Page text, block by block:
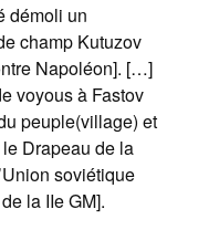
démoli un
champ Kutuzov
Napoléon]. […]
voyous à Fastov
peuple(village) et
Drapeau de la
soviétique
la IIe GM].